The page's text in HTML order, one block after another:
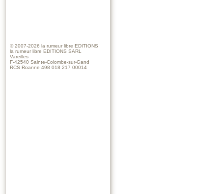
© 2007-2026 la rumeur libre EDITIONS
la rumeur libre EDITIONS SARL
Vareilles
F-42540 Sainte-Colombe-sur-Gand
RCS Roanne 498 018 217 00014